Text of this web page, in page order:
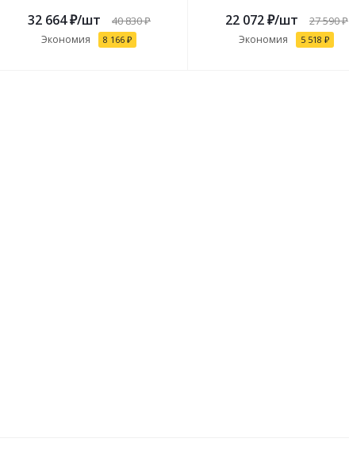
32 664₽/шт 40 830₽
Экономия 8 166 ₽
22 072₽/шт 27 590₽
Экономия 5 518 ₽